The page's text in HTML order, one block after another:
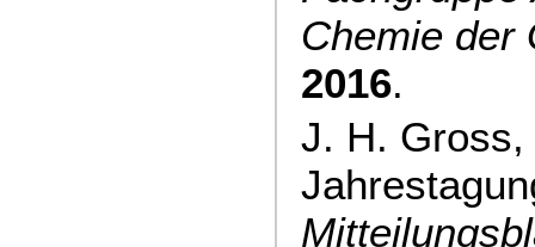
Chemie der
2016.
J. H.